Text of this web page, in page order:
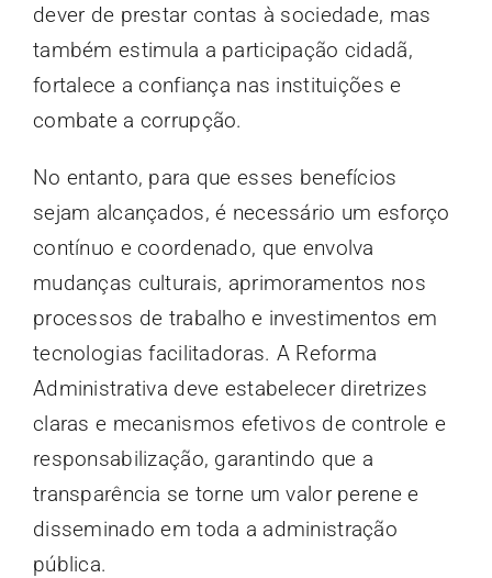
dever de prestar contas à sociedade, mas
também estimula a participação cidadã,
fortalece a confiança nas instituições e
combate a corrupção.
No entanto, para que esses benefícios
sejam alcançados, é necessário um esforço
contínuo e coordenado, que envolva
mudanças culturais, aprimoramentos nos
processos de trabalho e investimentos em
tecnologias facilitadoras. A Reforma
Administrativa deve estabelecer diretrizes
claras e mecanismos efetivos de controle e
responsabilização, garantindo que a
transparência se torne um valor perene e
disseminado em toda a administração
pública.